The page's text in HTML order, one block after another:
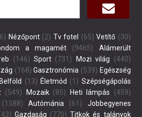
Nézőpont(2) Tv fotel (65) Vetítő (30)
a magamét (9465)
Alámerült
(146) Sport (731) Mozi világ (440)
(168) Gasztronómia (539) Egészség
Belföld (13) Életmód (1) Szépségápolás
(549) Mozaik(85) Heti lámpás (459)
(1588) Autómánia (61)
Jobbegyenes
Gazdaság (770) Titkok és talányok